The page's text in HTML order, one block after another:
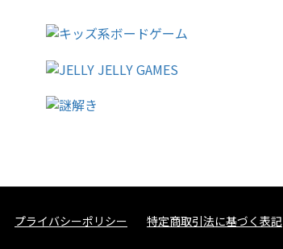
プライバシーポリシー 特定商取引法に基づく表記